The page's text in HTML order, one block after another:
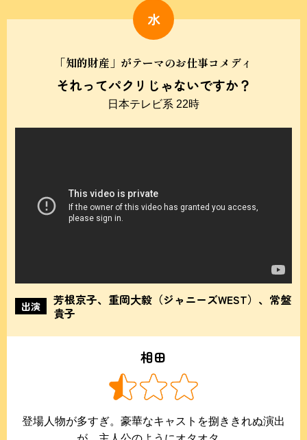
水
「知的財産」がテーマのお仕事コメディ
それってパクリじゃないですか？
日本テレビ系 22時
出演
芳根京子、重岡大毅（ジャニーズWEST）、常盤
貴子
相田
登場人物が多すぎ。豪華なキャストを捌ききれぬ演出